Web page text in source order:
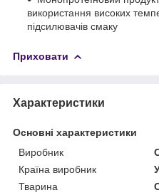
використання високих
підсилювачів смаку
Приховати
Характеристики
Основні характеристики
Виробник
Країна виробник
Тварина